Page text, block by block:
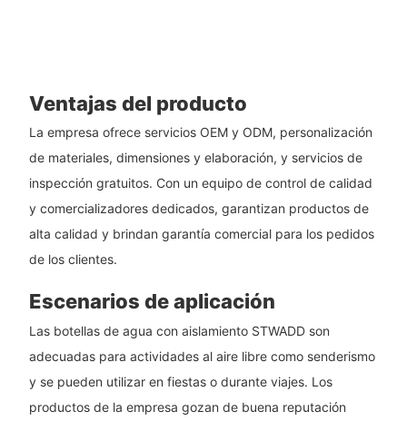
Ventajas del producto
La empresa ofrece servicios OEM y ODM, personalización
de materiales, dimensiones y elaboración, y servicios de
inspección gratuitos. Con un equipo de control de calidad
y comercializadores dedicados, garantizan productos de
alta calidad y brindan garantía comercial para los pedidos
de los clientes.
Escenarios de aplicación
Las botellas de agua con aislamiento STWADD son
adecuadas para actividades al aire libre como senderismo
y se pueden utilizar en fiestas o durante viajes. Los
productos de la empresa gozan de buena reputación